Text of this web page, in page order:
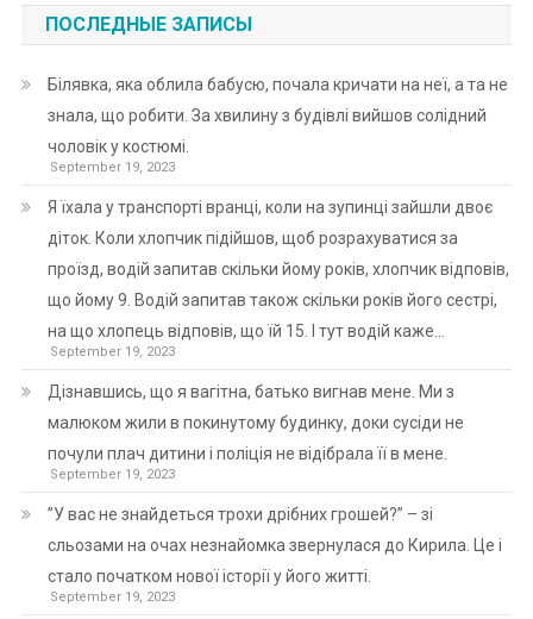
ПОСЛЕДНЫЕ ЗАПИСЫ
Білявка, яка облила бабусю, почала кричати на неї, а та не
знала, що робити. За хвилину з будівлі вийшов солідний
чоловік у костюмі.
September 19, 2023
Я їхала у транспорті вранці, коли на зупинці зайшли двоє
діток. Коли хлопчик підійшов, щоб розрахуватися за
проїзд, водій запитав скільки йому років, хлопчик відповів,
що йому 9. Водій запитав також скільки років його сестрі,
на що хлопець відповів, що їй 15. І тут водій каже…
September 19, 2023
Дізнавшись, що я вагітна, батько вигнав мене. Ми з
малюком жили в покинутому будинку, доки сусіди не
почули плач дитини і поліція не відібрала її в мене.
September 19, 2023
”У вас не знайдеться трохи дрібних грошей?” – зі
сльозами на очах незнайомка звернулася до Кирила. Це і
стало початком нової історії у його житті.
September 19, 2023